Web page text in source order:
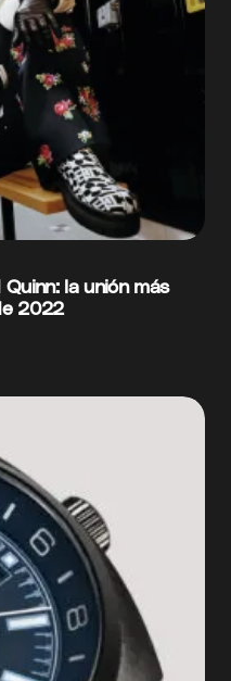
la unión más
2022